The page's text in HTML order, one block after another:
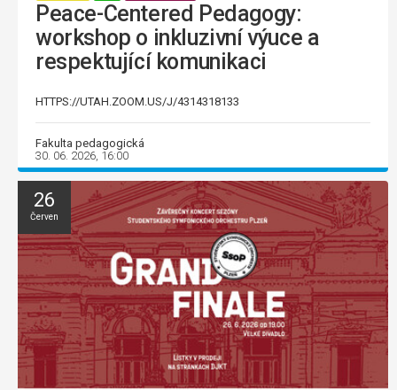
Peace-Centered Pedagogy:
workshop o inkluzivní výuce a
respektující komunikaci
HTTPS://UTAH.ZOOM.US/J/4314318133
Fakulta pedagogická
30. 06. 2026, 16:00
26
Červen